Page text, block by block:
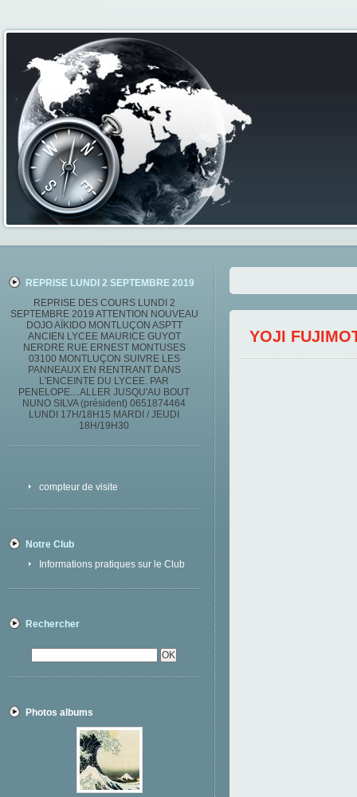
REPRISE LUNDI 2 SEPTEMBRE 2019
REPRISE DES COURS LUNDI 2
SEPTEMBRE 2019 ATTENTION NOUVEAU
DOJO AÏKIDO MONTLUÇON ASPTT
ANCIEN LYCEE MAURICE GUYOT
NERDRE RUE ERNEST MONTUSES
03100 MONTLUÇON SUIVRE LES
PANNEAUX EN RENTRANT DANS
L'ENCEINTE DU LYCEE. PAR
PENELOPE....ALLER JUSQU'AU BOUT
NUNO SILVA (président) 0651874464
LUNDI 17H/18H15 MARDI / JEUDI
18H/19H30
compteur de visite
Notre Club
Informations pratiques sur le Club
Rechercher
Photos albums
YOJI